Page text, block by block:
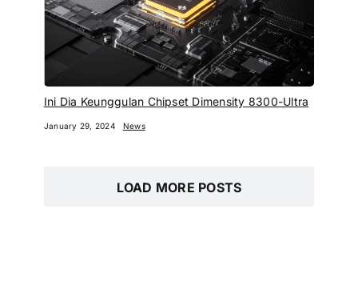
Ini Dia Keunggulan Chipset Dimensity 8300-Ultra
January 29, 2024 News
LOAD MORE POSTS